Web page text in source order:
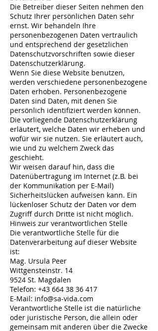
Die Betreiber dieser Seiten nehmen den
Schutz Ihrer persönlichen Daten sehr
ernst. Wir behandeln Ihre
personenbezogenen Daten vertraulich
und entsprechend der gesetzlichen
Datenschutzvorschriften sowie dieser
Datenschutzerklärung.
Wenn Sie diese Website benutzen,
werden verschiedene personenbezogene
Daten erhoben. Personenbezogene
Daten sind Daten, mit denen Sie
persönlich identifiziert werden können.
Die vorliegende Datenschutzerklärung
erläutert, welche Daten wir erheben und
wofür wir sie nutzen. Sie erläutert auch,
wie und zu welchem Zweck das
geschieht.
Wir weisen darauf hin, dass die
Datenübertragung im Internet (z.B. bei
der Kommunikation per E-Mail)
Sicherheitslücken aufweisen kann. Ein
lückenloser Schutz der Daten vor dem
Zugriff durch Dritte ist nicht möglich.
Hinweis zur verantwortlichen Stelle
Die verantwortliche Stelle für die
Datenverarbeitung auf dieser Website
ist:
Mag. Ursula Peer
Wittgensteinstr. 14
9524 St. Magdalen
Telefon: +43 664 38 36 417
E-Mail: info@sa-vida.com
Verantwortliche Stelle ist die natürliche
oder juristische Person, die allein oder
gemeinsam mit anderen über die Zwecke